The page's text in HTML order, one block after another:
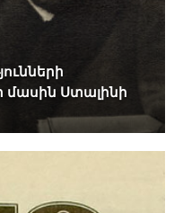
մասին Ստալինի